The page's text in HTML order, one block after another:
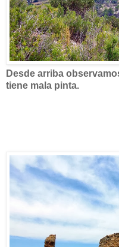
Desde arriba
tiene mala pinta.